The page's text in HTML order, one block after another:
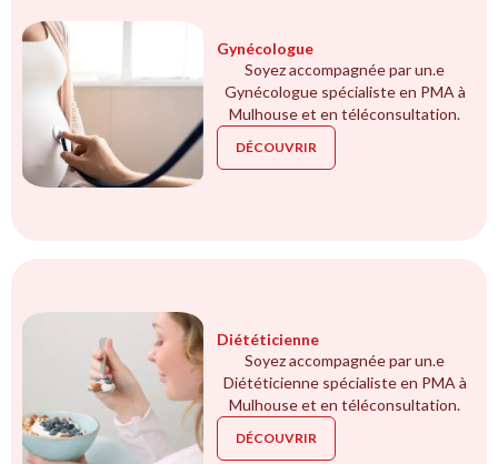
Gynécologue
Soyez accompagnée par un.e
Gynécologue spécialiste en PMA à
Mulhouse et en téléconsultation.
DÉCOUVRIR
Diététicienne
Soyez accompagnée par un.e
Diététicienne spécialiste en PMA à
Mulhouse et en téléconsultation.
DÉCOUVRIR